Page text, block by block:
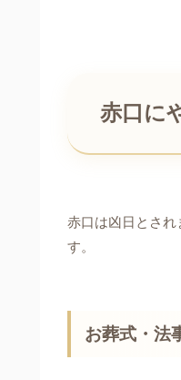
赤口に
赤口は凶日とされ
す。
お葬式・法